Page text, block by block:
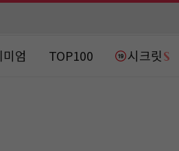
엄 TOP100 시크릿